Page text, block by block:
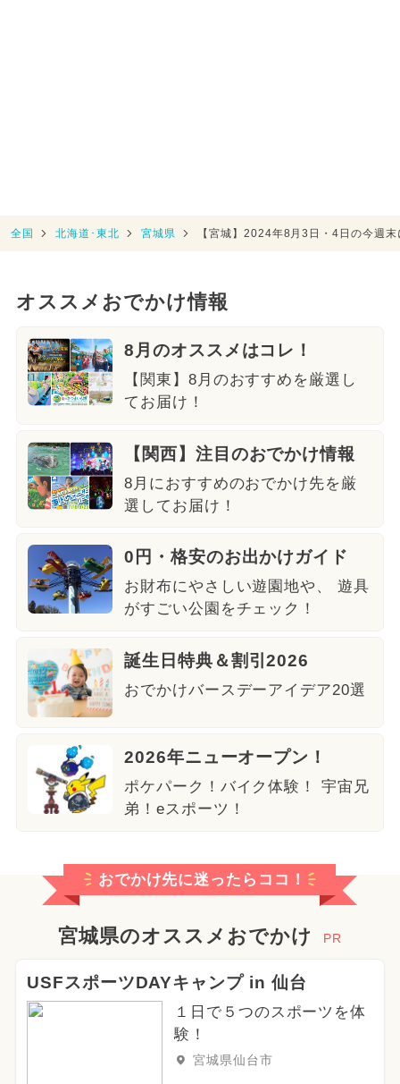
全国 北海道･東北 宮城県 【宮城】2024年8月3日・4日の今週
オススメおでかけ情報
8月のオススメはコレ！
【関東】8月のおすすめを厳選し
てお届け！
【関西】注目のおでかけ情報
8月におすすめのおでかけ先を厳
選してお届け！
0円・格安のお出かけガイド
お財布にやさしい遊園地や、 遊具
がすごい公園をチェック！
誕生日特典＆割引2026
おでかけバースデーアイデア20選
2026年ニューオープン！
ポケパーク！バイク体験！ 宇宙兄
弟！eスポーツ！
おでかけ先に迷ったらココ！
宮城県のオススメおでかけ PR
USFスポーツDAYキャンプ in 仙台
１日で５つのスポーツを体
験！
宮城県仙台市